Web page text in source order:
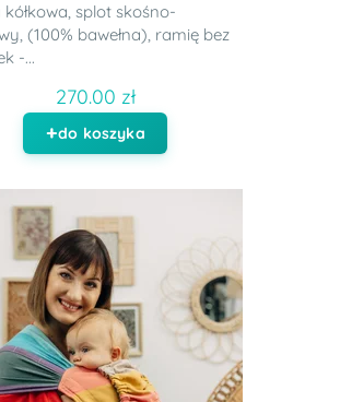
splot skośno-
(100% bawełna), ramię bez
-...
270.00 zł
do koszyka